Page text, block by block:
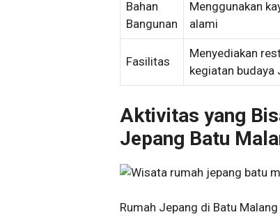
Bahan
Bangunan
Menggunakan
alami
Fasilitas
Menyediakan
kegiatan budaya
Aktivitas yang
Jepang Batu
Rumah Jepang di Batu